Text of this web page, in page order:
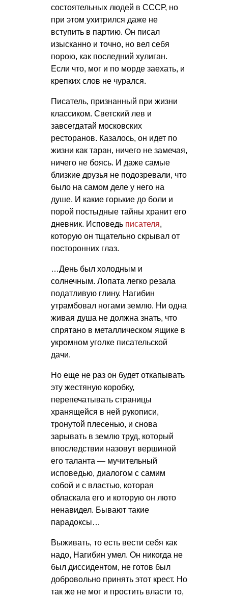
состоятельных людей в СССР, но
при этом ухитрился даже не
вступить в партию. Он писал
изысканно и точно, но вел себя
порою, как последний хулиган.
Если что, мог и по морде заехать, и
крепких слов не чурался.
Писатель, признанный при жизни
классиком. Светский лев и
завсегдатай московских
ресторанов. Казалось, он идет по
жизни как таран, ничего не замечая,
ничего не боясь. И даже самые
близкие друзья не подозревали, что
было на самом деле у него на
душе. И какие горькие до боли и
порой постыдные тайны хранит его
дневник. Исповедь писателя,
которую он тщательно скрывал от
посторонних глаз.
…День был холодным и
солнечным. Лопата легко резала
податливую глину. Нагибин
утрамбовал ногами землю. Ни одна
живая душа не должна знать, что
спрятано в металлическом ящике в
укромном уголке писательской
дачи.
Но еще не раз он будет откапывать
эту жестяную коробку,
перепечатывать страницы
хранящейся в ней рукописи,
тронутой плесенью, и снова
зарывать в землю труд, который
впоследствии назовут вершиной
его таланта — мучительный
исповедью, диалогом с самим
собой и с властью, которая
обласкала его и которую он люто
ненавидел. Бывают такие
парадоксы…
Выживать, то есть вести себя как
надо, Нагибин умел. Он никогда не
был диссидентом, не готов был
добровольно принять этот крест. Но
так же не мог и простить власти то,